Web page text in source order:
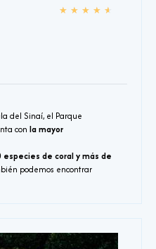
★ ★ ★ ★ ★
del Sinaí, el Parque
con la mayor
especies de coral y más de
podemos encontrar